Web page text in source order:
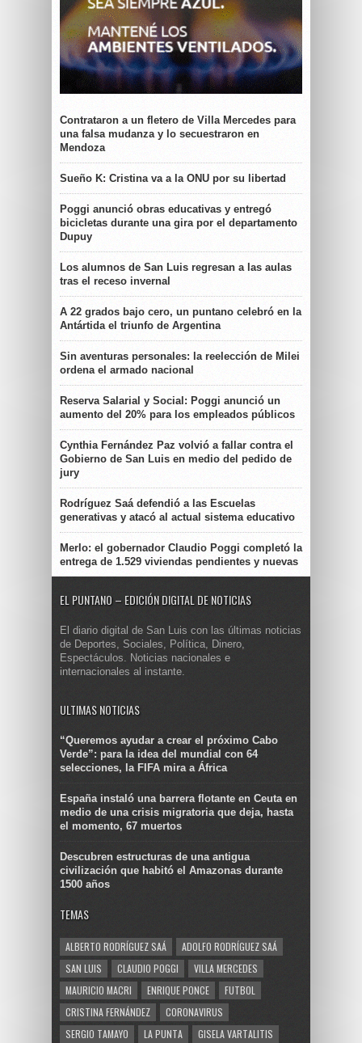
Contrataron a un fletero de Villa Mercedes para
una falsa mudanza y lo secuestraron en
Mendoza
Sueño K: Cristina va a la ONU por su libertad
Poggi anunció obras educativas y entregó
bicicletas durante una gira por el departamento
Dupuy
Los alumnos de San Luis regresan a las aulas
tras el receso invernal
A 22 grados bajo cero, un puntano celebró en la
Antártida el triunfo de Argentina
Sin aventuras personales: la reelección de Milei
ordena el armado nacional
Reserva Salarial y Social: Poggi anunció un
aumento del 20% para los empleados públicos
Cynthia Fernández Paz volvió a fallar contra el
Gobierno de San Luis en medio del pedido de
jury
Rodríguez Saá defendió a las Escuelas
generativas y atacó al actual sistema educativo
Merlo: el gobernador Claudio Poggi completó la
entrega de 1.529 viviendas pendientes y nuevas
EL PUNTANO – EDICIÓN DIGITAL DE NOTICIAS
El diario digital de San Luis con las últimas noticias
de Deportes, Sociales, Política, Dinero,
Espectáculos. Noticias nacionales e
internacionales al instante.
ULTIMAS NOTICIAS
“Queremos ayudar a crear el próximo Cabo
Verde”: para la idea del mundial con 64
selecciones, la FIFA mira a África
España instaló una barrera flotante en Ceuta en
medio de una crisis migratoria que deja, hasta
el momento, 67 muertos
Descubren estructuras de una antigua
civilización que habitó el Amazonas durante
1500 años
TEMAS
ALBERTO RODRÍGUEZ SAÁ
ADOLFO RODRÍGUEZ SAÁ
SAN LUIS
CLAUDIO POGGI
VILLA MERCEDES
MAURICIO MACRI
ENRIQUE PONCE
FUTBOL
CRISTINA FERNÁNDEZ
CORONAVIRUS
SERGIO TAMAYO
LA PUNTA GISELA VARTALITIS